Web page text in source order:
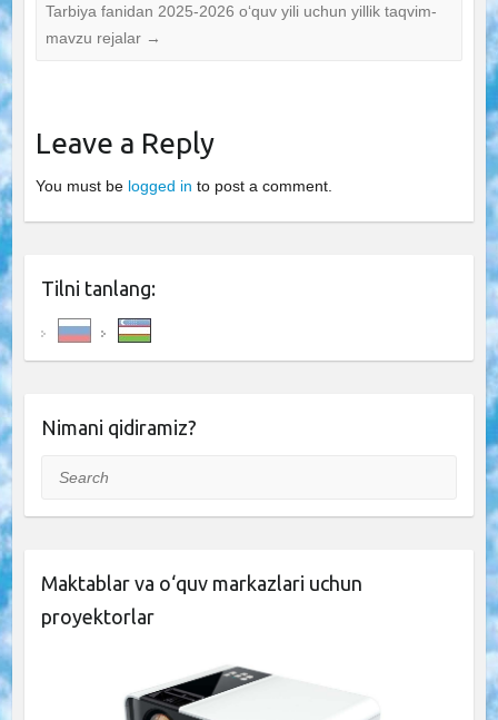
Tarbiya fanidan 2025-2026 o‘quv yili uchun yillik taqvim-
mavzu rejalar →
Leave a Reply
You must be logged in to post a comment.
Tilni tanlang:
Nimani qidiramiz?
Search
Maktablar va o‘quv markazlari uchun
proyektorlar